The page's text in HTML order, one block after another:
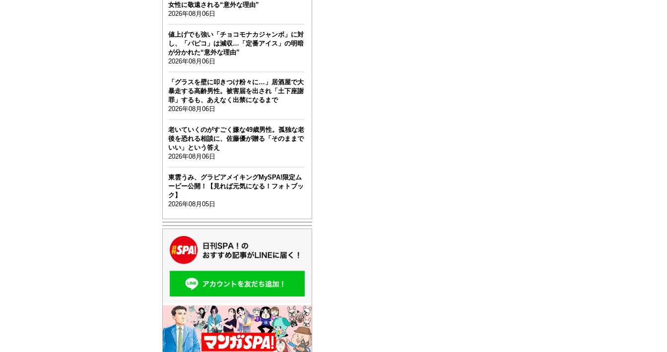
女性に敬遠される“意外な理由”
2026年08月06日
値上げでも強い「チョコモナカジャンボ」に対
し、「パピコ」は減収…「定番アイス」の明暗
が分かれた“意外な理由”
2026年08月06日
「グラスを壁に叩きつけ粉々に…」居酒屋で大
暴走する高齢男性。被害届を出され「土下座謝
罪」するも、あえなく出禁になるまで
2026年08月06日
老いていくのがすごく嫌な49歳男性。孤独な老
後を恐れる相談に、佐藤優が贈る「そのままで
いい」という答え
2026年08月06日
東雲うみ、グラビアメイキングMySPA!限定ム
ービー公開！【見れば元気になる！フォトブッ
ク】
2026年08月05日